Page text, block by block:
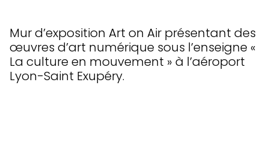
Mur d’exposition Art on Air présentant des
œuvres d’art numérique sous l’enseigne «
La culture en mouvement » à l’aéroport
Lyon-Saint Exupéry.